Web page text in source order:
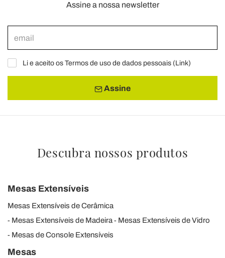
Assine a nossa newsletter
Li e aceito os Termos de uso de dados pessoais (Link)
Assine
Descubra nossos produtos
Mesas Extensíveis
Mesas Extensíveis de Cerâmica
Mesas Extensíveis de Madeira
Mesas Extensíveis de Vidro
Mesas de Console Extensíveis
Mesas